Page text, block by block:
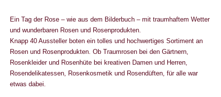
Ein Tag der Rose ­– wie aus dem Bilderbuch ­– mit traumhaftem Wetter
und wunderbaren Rosen und Rosenprodukten.
Knapp 40 Aussteller boten ein tolles und hochwertiges Sortiment an
Rosen und Rosenprodukten. Ob Traumrosen bei den Gärtnern,
Rosenkleider und Rosenhüte bei kreativen Damen und Herren,
Rosendelikatessen, Rosenkosmetik und Rosendüften, für alle war
etwas dabei.